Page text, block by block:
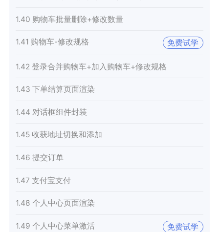
1.40 购物车批量删除+修改数量
1.41 购物车-修改规格 免费试学
1.42 登录合并购物车+加入购物车+修改规格
1.43 下单结算页面渲染
1.44 对话框组件封装
1.45 收获地址切换和添加
1.46 提交订单
1.47 支付宝支付
1.48 个人中心页面渲染
1.49 个人中心菜单激活 免费试学